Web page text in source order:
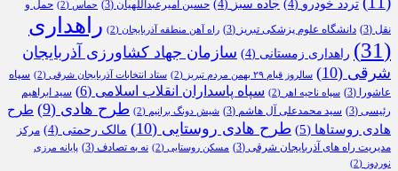
تردد خودرو (4) جاده سبز (4) حسین امیرعبداللهیان (3) حماس (2)
حمل و
نقل (3) دانشگاه علوم پزشکی تبریز (3) راه آهن منطقه آذربایجان (2)
راهداری
(31)
راهداری زمستانی (4)
سازمان جهاد کشاورزی آذربایجان
شرقی (10) سالروز قیام ۲۹ بهمن مردم تبریز (2) ستاد انتخابات آذربایجان شرقی (2)
سپاه
عاشورا
(3) سپاه ناحیه اهر (2) سپاه پاسداران انقلاب اسلامی (6)
سید ابراهیم
رئیسی (3) سید محمدعلی آل هاشم (3) شیش دونگ برانیم (2) طرح هادی (9)
طرح
هادی روستاها (5) طرح هادی روستایی (10) مالک رحمتی (4)
مرکز
مدیریت راه های آذربایجان شرقی (3) مسکن روستایی (2) نه به تصادف (3)
پایانه مرزی
نوردوز (2)